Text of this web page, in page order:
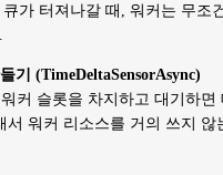
가 터져나갈 때, 워커는 무조
기 (TimeDeltaSensorAsync)
워커 슬롯을 차지하고 대기하
서 워커 리소스를 거의 쓰지 않